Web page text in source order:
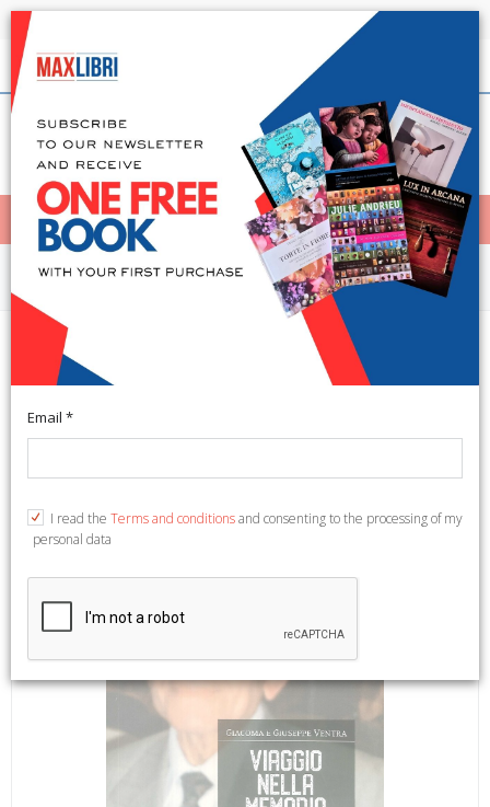
Shipping in 24h for all available books
English
< Home
MENÙ
Arts and Architecture
Viaggio nella Memoria. Nel campo
di sterminio di Kauthausen
Email *
I read the Terms and conditionsand consenting to the processing of my
personal data